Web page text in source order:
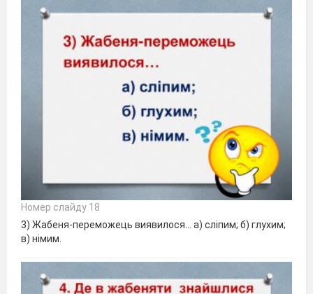
Номер слайду 18
3) Жабеня-переможець виявилося… а) сліпим; б) глухим;
в) німим.